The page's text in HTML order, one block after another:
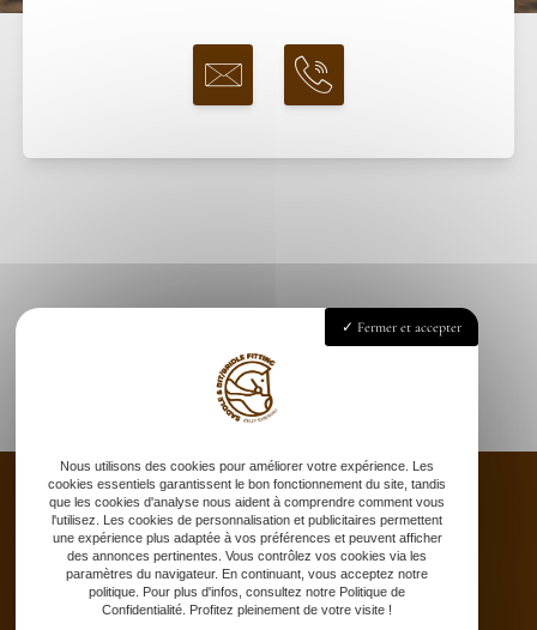
Accueil
Saddle fitting
Bit fitting
Fermer et accepter
Nous utilisons des cookies pour améliorer votre expérience. Les
cookies essentiels garantissent le bon fonctionnement du site, tandis
que les cookies d'analyse nous aident à comprendre comment vous
l'utilisez. Les cookies de personnalisation et publicitaires permettent
une expérience plus adaptée à vos préférences et peuvent afficher
des annonces pertinentes. Vous contrôlez vos cookies via les
paramètres du navigateur. En continuant, vous acceptez notre
politique. Pour plus d'infos, consultez notre Politique de
Confidentialité. Profitez pleinement de votre visite !